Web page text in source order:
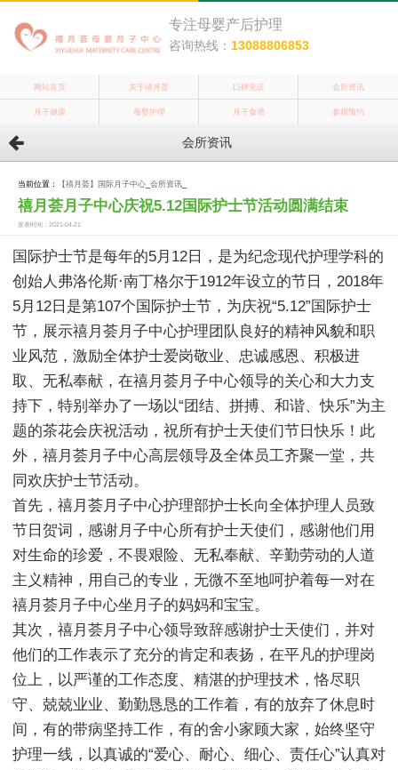
专注母婴产后护理
咨询热线： 13088806853
网站首页 关于禧月荟 口碑见证 会所资讯
月子健康 母婴护理 月子食谱 参观预约
会所资讯
当前位置： 【禧月荟】国际月子中心 会所资讯
禧月荟月子中心庆祝5.12国际护士节活动圆满结束
发表时间：2021-04-21
国际护士节是每年的5月12日，是为纪念现代护理学科的
创始人弗洛伦斯·南丁格尔于1912年设立的节日，2018年
5月12日是第107个国际护士节，为庆祝“5.12”国际护士
节，展示禧月荟月子中心护理团队良好的精神风貌和职
业风范，激励全体护士爱岗敬业、忠诚感恩、积极进
取、无私奉献，在禧月荟月子中心领导的关心和大力支
持下，特别举办了一场以“团结、拼搏、和谐、快乐”为主
题的茶花会庆祝活动，祝所有护士天使们节日快乐！此
外，禧月荟月子中心高层领导及全体员工齐聚一堂，共
同欢庆护士节活动。
首先，禧月荟月子中心护理部护士长向全体护理人员致
节日贺词，感谢月子中心所有护士天使们，感谢他们用
对生命的珍爱，不畏艰险、无私奉献、辛勤劳动的人道
主义精神，用自己的专业，无微不至地呵护着每一对在
禧月荟月子中心坐月子的妈妈和宝宝。
其次，禧月荟月子中心领导致辞感谢护士天使们，并对
他们的工作表示了充分的肯定和表扬，在平凡的护理岗
位上，以严谨的工作态度、精湛的护理技术，恪尽职
守、兢兢业业、勤勤恳恳的工作着，有的放弃了休息时
间，有的带病坚持工作，有的舍小家顾大家，始终坚守
护理一线，以真诚的“爱心、耐心、细心、责任心”认真对